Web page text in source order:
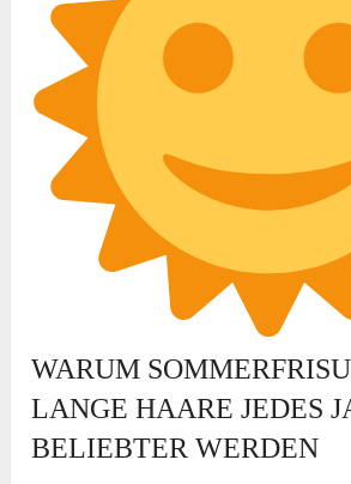
WARUM
LANGE HAARE JEDES
BELIEBTER WERDEN